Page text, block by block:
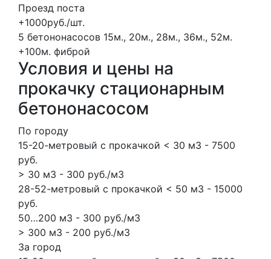
Проезд поста
+1000руб./шт.
5 бетононасосов 15м., 20м., 28м., 36м., 52м.
+100м. фиброй
Условия и цены на
прокачку стационарным
бетононасосом
По городу
15-20-метровый с прокачкой < 30 м3 - 7500
руб.
> 30 м3 - 300 руб./м3
28-52-метровый с прокачкой < 50 м3 - 15000
руб.
50…200 м3 - 300 руб./м3
> 300 м3 - 200 руб./м3
За город